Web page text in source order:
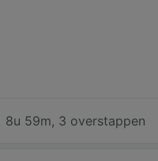
8u 59m, 3 overstappen